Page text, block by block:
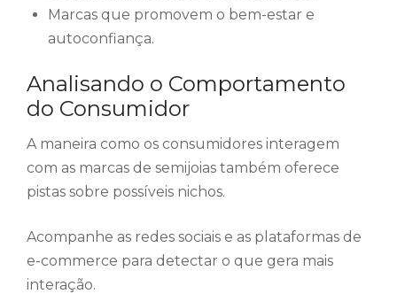
Marcas que promovem o bem-estar e
autoconfiança.
Analisando o Comportamento
do Consumidor
A maneira como os consumidores interagem
com as marcas de semijoias também oferece
pistas sobre possíveis nichos.
Acompanhe as redes sociais e as plataformas de
e-commerce para detectar o que gera mais
interação.